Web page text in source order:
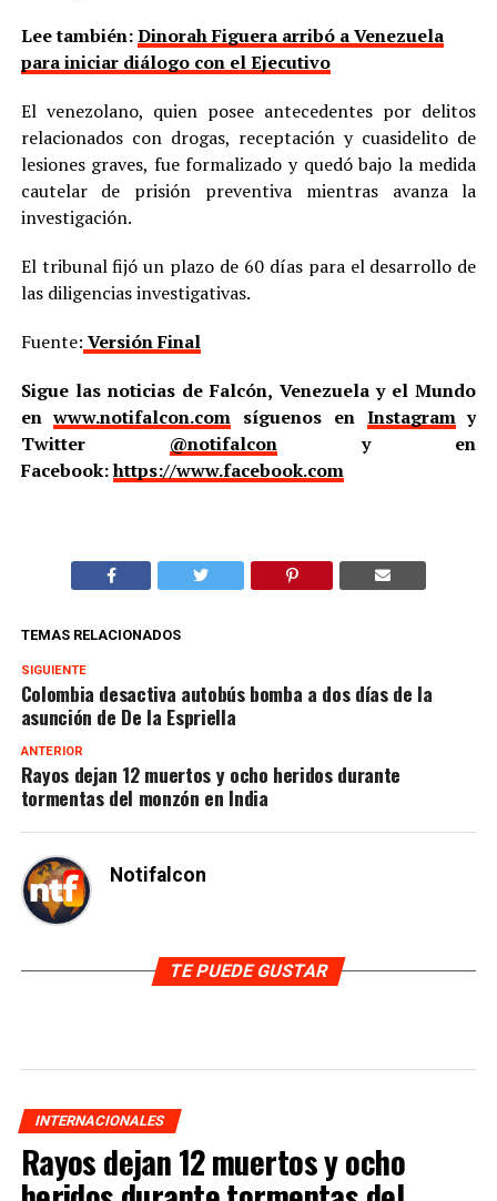
Lee también:Dinorah Figuera arribó a Venezuela
para iniciar diálogo con el Ejecutivo
El venezolano, quien posee antecedentes por delitos
relacionados con drogas, receptación y cuasidelito de
lesiones graves, fue formalizado y quedó bajo la medida
cautelar de prisión preventiva mientras avanza la
investigación.
El tribunal fijó un plazo de 60 días para el desarrollo de
las diligencias investigativas.
Fuente: Versión Final
Sigue las noticias de Falcón, Venezuela y el Mundo
enwww.notifalcon.com síguenos en Instagramy
Twitter @notifalcony en
Facebook:https://www.facebook.com
TEMAS RELACIONADOS
SIGUIENTE
Colombia desactiva autobús bomba a dos días de la
asunción de De la Espriella
ANTERIOR
Rayos dejan 12 muertos y ocho heridos durante
tormentas del monzón en India
Notifalcon
TE PUEDE GUSTAR
INTERNACIONALES
Rayos dejan 12 muertos y ocho